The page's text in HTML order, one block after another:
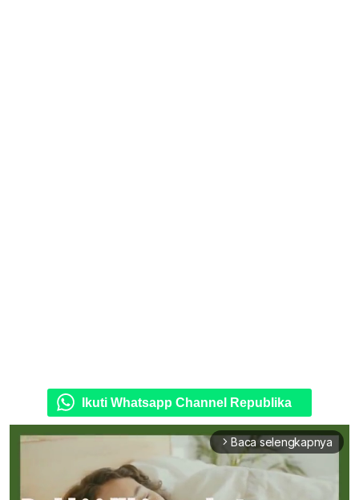
Ikuti Whatsapp Channel Republika
arrow_forward_ios Baca selengkapnya